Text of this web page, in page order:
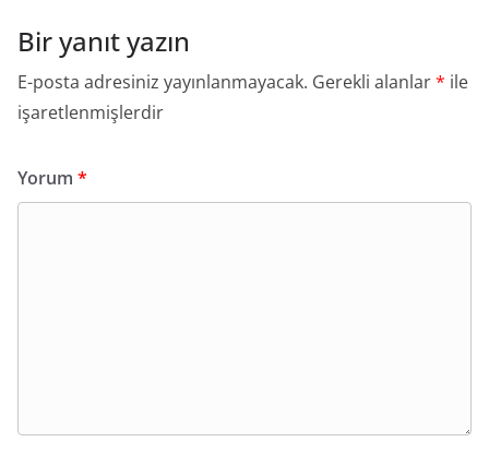
Bir yanıt yazın
E-posta adresiniz yayınlanmayacak. Gerekli alanlar* ile
işaretlenmişlerdir
Yorum *